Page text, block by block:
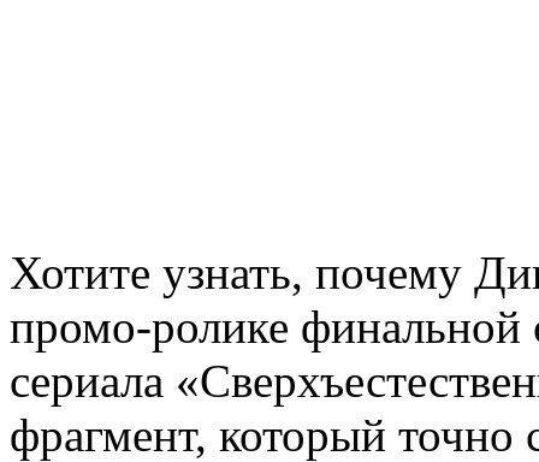
Хотите узнать, почему
промо-ролике финальной
сериала
фрагмент, который точно